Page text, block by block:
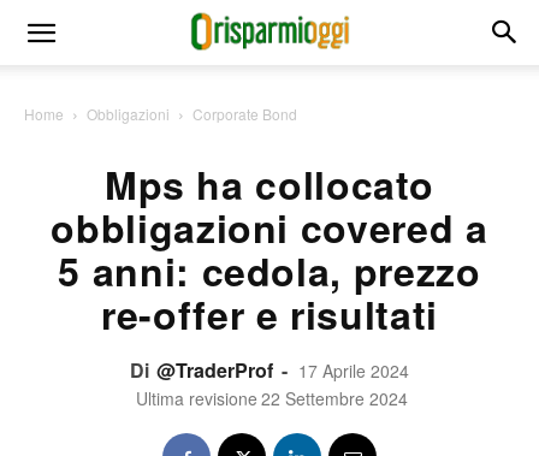
Home Obbligazioni Corporate Bond
Mps ha collocato
obbligazioni covered a
5 anni: cedola, prezzo
re-offer e risultati
Di @TraderProf - 17 Aprile 2024
Ultima revisione 22 Settembre 2024